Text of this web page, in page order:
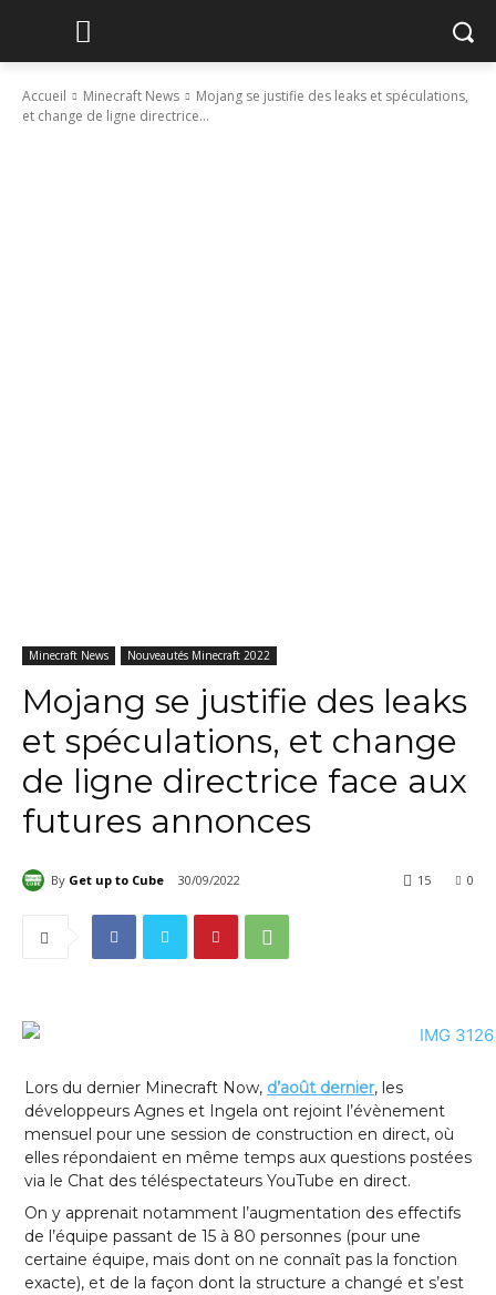
Accueil Minecraft News
Mojang se justifie des leaks et spéculations,
et change de ligne directrice...
Minecraft News Nouveautés Minecraft 2022
Mojang se justifie des leaks
et spéculations, et change
de ligne directrice face aux
futures annonces
By Get up to Cube 30/09/2022 0
15
Lors du dernier Minecraft Now, d’août dernier, les
développeurs Agnes et Ingela ont rejoint l’évènement
mensuel pour une session de construction en direct, où
elles répondaient en même temps aux questions postées
via le Chat des téléspectateurs YouTube en direct.
On y apprenait notamment l’augmentation des effectifs
de l’équipe passant de 15 à 80 personnes (pour une
certaine équipe, mais dont on ne connaît pas la fonction
exacte), et de la façon dont la structure a changé et s’est